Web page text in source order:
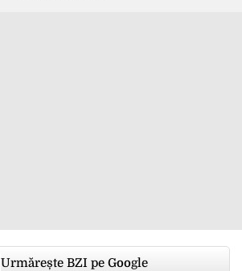
Urmărește BZI pe Google